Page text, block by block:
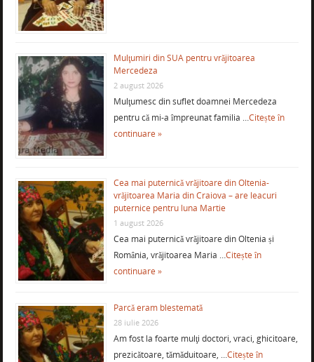
Mulţumiri din SUA pentru vrăjitoarea
Mercedeza
2 august 2026
Mulţumesc din suflet doamnei Mercedeza
pentru că mi-a împreunat familia …Citește în
continuare »
Cea mai puternică vrăjitoare din Oltenia-
vrăjitoarea Maria din Craiova – are leacuri
puternice pentru luna Martie
1 august 2026
Cea mai puternică vrăjitoare din Oltenia și
România, vrăjitoarea Maria …Citește în
continuare »
Parcă eram blestemată
28 iulie 2026
Am fost la foarte mulţi doctori, vraci, ghicitoare,
prezicătoare, tămăduitoare, …Citește în